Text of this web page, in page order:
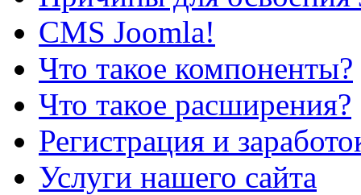
CMS Joomla!
Что такое компоненты?
Что такое расширения?
Регистрация и
Услуги нашего сайта